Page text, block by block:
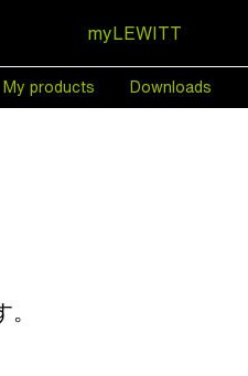
myLEWITT
My products Downloads